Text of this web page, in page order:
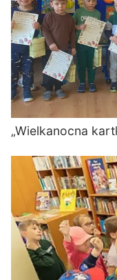
„Wielkanocna